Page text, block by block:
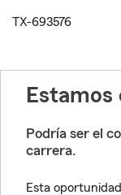
TX-693576
Podría ser el
carrera.
Esta